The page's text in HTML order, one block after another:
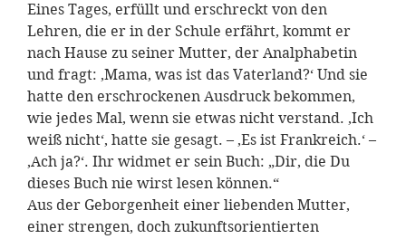
Eines Tages, erfüllt und erschreckt von den
Lehren, die er in der Schule erfährt, kommt er
nach Hause zu seiner Mutter, der Analphabetin
und fragt: ‚Mama, was ist das Vaterland?‘ Und sie
hatte den erschrockenen Ausdruck bekommen,
wie jedes Mal, wenn sie etwas nicht verstand. ‚Ich
weiß nicht‘, hatte sie gesagt. – ‚Es ist Frankreich.‘ –
‚Ach ja?‘. Ihr widmet er sein Buch: „Dir, die Du
dieses Buch nie wirst lesen können.“
Aus der Geborgenheit einer liebenden Mutter,
einer strengen, doch zukunftsorientierten